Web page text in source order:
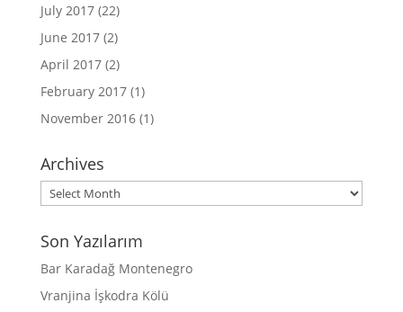
July 2017(22)
June 2017(2)
April 2017(2)
February 2017(1)
November 2016(1)
Archives
Archives
Son Yazılarım
Bar Karadağ Montenegro
Vranjina İşkodra Kölü